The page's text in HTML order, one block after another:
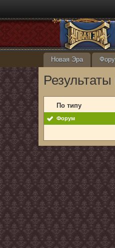
Новая Эра
По типу
Форум